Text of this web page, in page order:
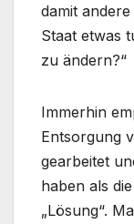
damit
Staat etwas
zu ändern?“
Immerhin
Entsorgung
gearbeitet
haben als
„Lösung“.